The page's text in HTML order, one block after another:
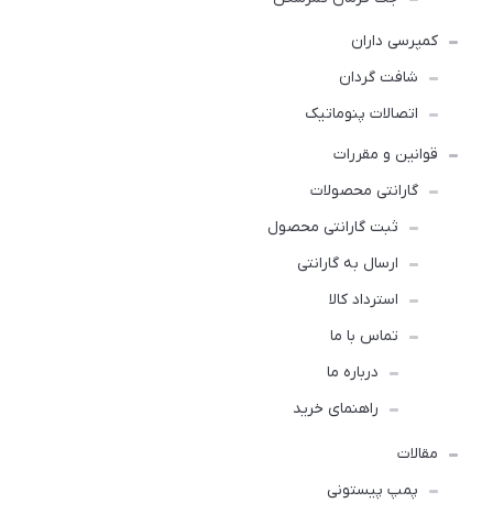
کمپرسی داران
شافت گردان
اتصالات پنوماتیک
قوانین و مقررات
گارانتی محصولات
ثبت گارانتی محصول
ارسال به گارانتی
استرداد کالا
تماس با ما
درباره ما
راهنمای خرید
مقالات
پمپ پیستونی